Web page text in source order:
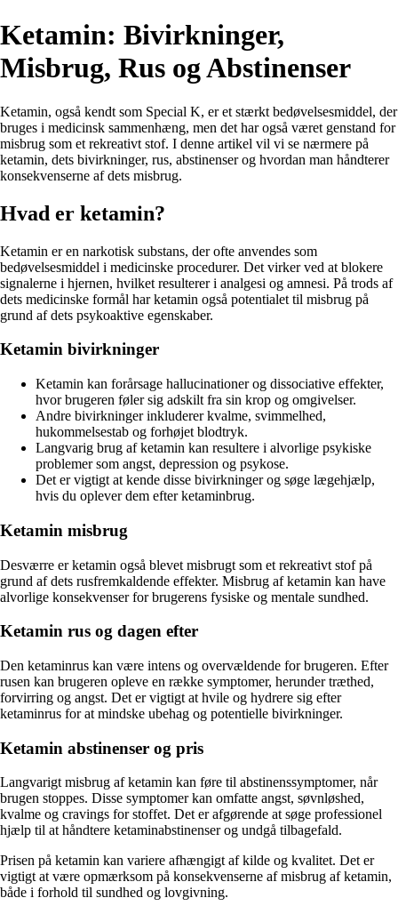
Ketamin: Bivirkninger,
Misbrug, Rus og Abstinenser
Ketamin, også kendt som Special K, er et stærkt bedøvelsesmiddel, der
bruges i medicinsk sammenhæng, men det har også været genstand for
misbrug som et rekreativt stof. I denne artikel vil vi se nærmere på
ketamin, dets bivirkninger, rus, abstinenser og hvordan man håndterer
konsekvenserne af dets misbrug.
Hvad er ketamin?
Ketamin er en narkotisk substans, der ofte anvendes som
bedøvelsesmiddel i medicinske procedurer. Det virker ved at blokere
signalerne i hjernen, hvilket resulterer i analgesi og amnesi. På trods af
dets medicinske formål har ketamin også potentialet til misbrug på
grund af dets psykoaktive egenskaber.
Ketamin bivirkninger
Ketamin kan forårsage hallucinationer og dissociative effekter,
hvor brugeren føler sig adskilt fra sin krop og omgivelser.
Andre bivirkninger inkluderer kvalme, svimmelhed,
hukommelsestab og forhøjet blodtryk.
Langvarig brug af ketamin kan resultere i alvorlige psykiske
problemer som angst, depression og psykose.
Det er vigtigt at kende disse bivirkninger og søge lægehjælp,
hvis du oplever dem efter ketaminbrug.
Ketamin misbrug
Desværre er ketamin også blevet misbrugt som et rekreativt stof på
grund af dets rusfremkaldende effekter. Misbrug af ketamin kan have
alvorlige konsekvenser for brugerens fysiske og mentale sundhed.
Ketamin rus og dagen efter
Den ketaminrus kan være intens og overvældende for brugeren. Efter
rusen kan brugeren opleve en række symptomer, herunder træthed,
forvirring og angst. Det er vigtigt at hvile og hydrere sig efter
ketaminrus for at mindske ubehag og potentielle bivirkninger.
Ketamin abstinenser og pris
Langvarigt misbrug af ketamin kan føre til abstinenssymptomer, når
brugen stoppes. Disse symptomer kan omfatte angst, søvnløshed,
kvalme og cravings for stoffet. Det er afgørende at søge professionel
hjælp til at håndtere ketaminabstinenser og undgå tilbagefald.
Prisen på ketamin kan variere afhængigt af kilde og kvalitet. Det er
vigtigt at være opmærksom på konsekvenserne af misbrug af ketamin,
både i forhold til sundhed og lovgivning.